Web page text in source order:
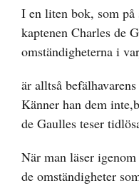
I en liten bok, som på
kaptenen Charles de
omständigheterna i
är alltså
Känner han dem
de Gaulles teser
När man läser
de omständigheter